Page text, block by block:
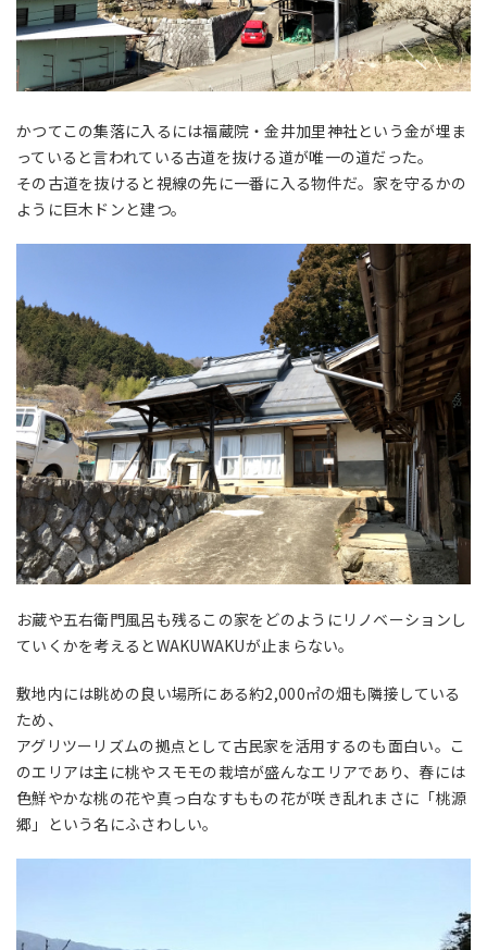
かつてこの集落に入るには福蔵院・金井加里神社という金が埋ま
っていると言われている古道を抜ける道が唯一の道だった。
その古道を抜けると視線の先に一番に入る物件だ。家を守るかの
ように巨木ドンと建つ。
お蔵や五右衛門風呂も残るこの家をどのようにリノベーションし
ていくかを考えるとWAKUWAKUが止まらない。
敷地内には眺めの良い場所にある約2,000㎡の畑も隣接している
ため、
アグリツーリズムの拠点として古民家を活用するのも面白い。こ
のエリアは主に桃やスモモの栽培が盛んなエリアであり、春には
色鮮やかな桃の花や真っ白なすももの花が咲き乱れまさに「桃源
郷」という名にふさわしい。